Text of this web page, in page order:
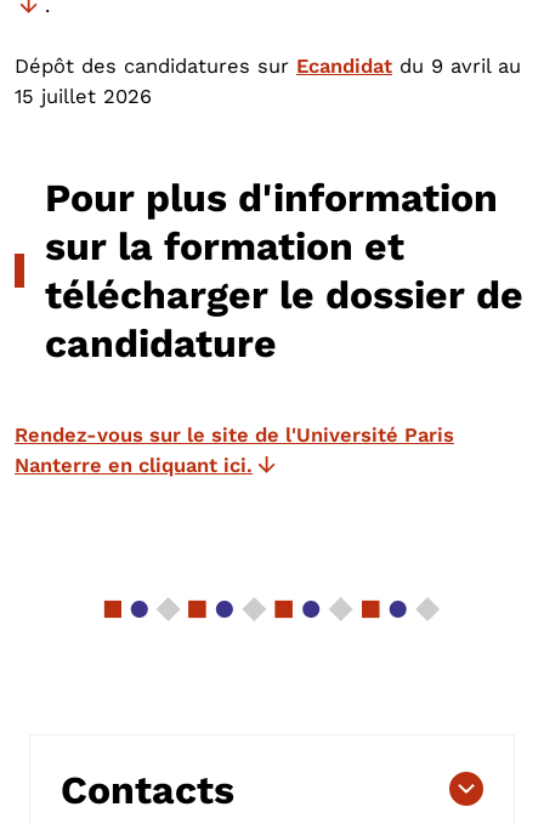
.
Dépôt des candidatures sur Ecandidat du 9 avril au
15 juillet 2026
Pour plus d'information
sur la formation et
télécharger le dossier de
candidature
Rendez-vous sur le site de l'Université Paris
Nanterre en cliquant ici.
Contacts